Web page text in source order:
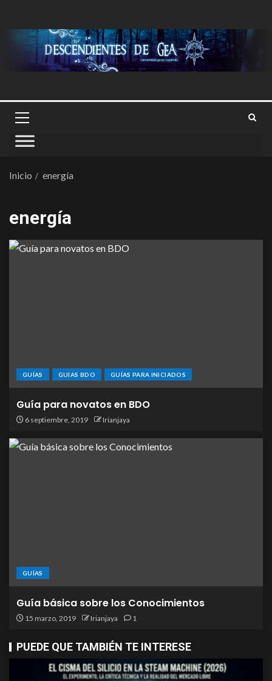
Inicio energía
energía
GUÍAS GUIAS BDO GUÍAS PARA INICIADOS
Guía para novatos en BDO
6 septiembre, 2019 Irianjaya
GUÍAS
Guía básica sobre los Conocimientos
15 marzo, 2019 Irianjaya 1
PUEDE QUE TAMBIÉN TE INTERESE